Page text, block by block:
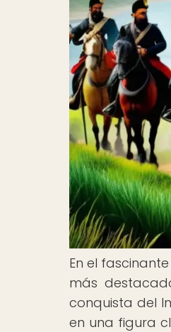
En el
más
conquista del
en una figura